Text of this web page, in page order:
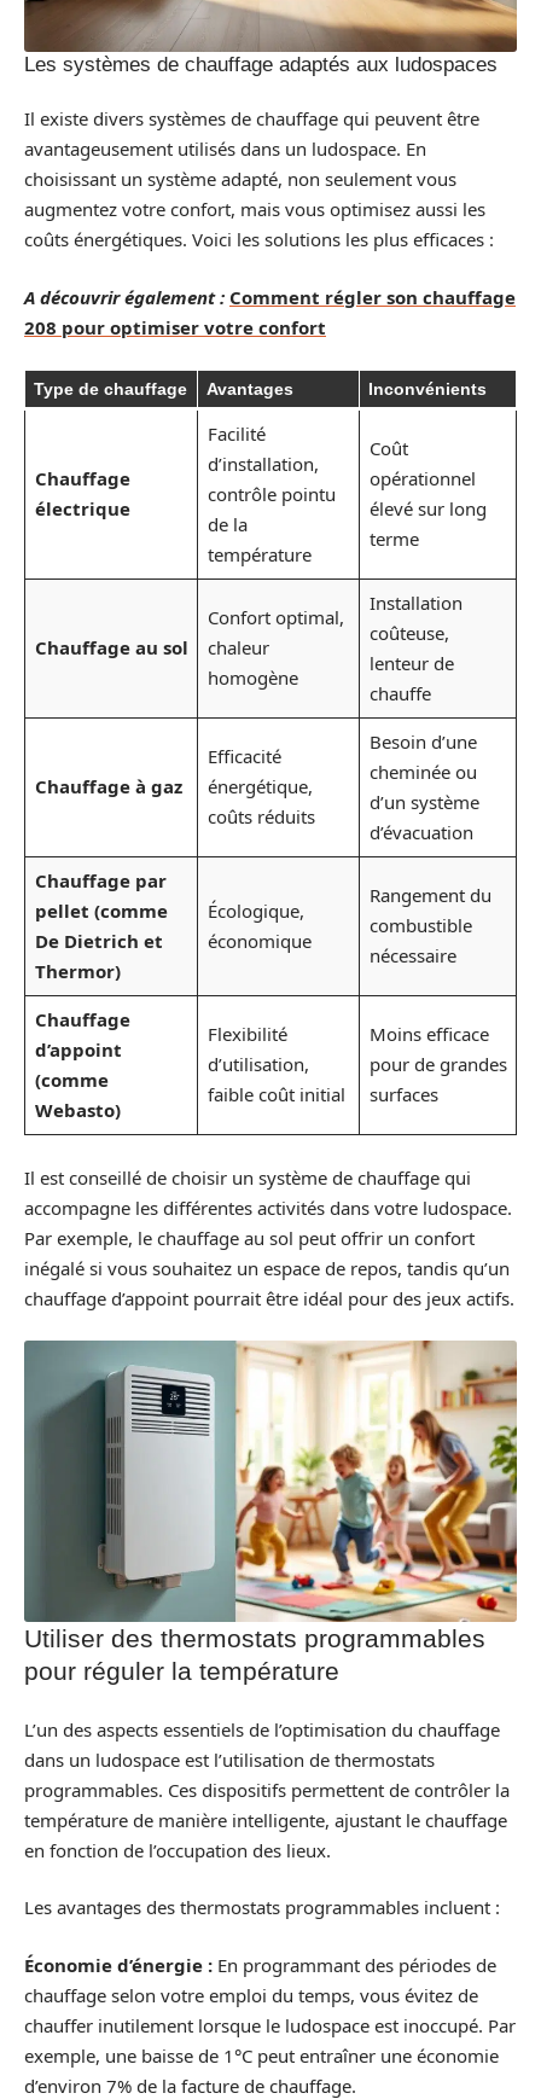
Les systèmes de chauffage adaptés aux ludospaces
Il existe divers systèmes de chauffage qui peuvent être
avantageusement utilisés dans un ludospace. En
choisissant un système adapté, non seulement vous
augmentez votre confort, mais vous optimisez aussi les
coûts énergétiques. Voici les solutions les plus efficaces :
A découvrir également : Comment régler son chauffage
208 pour optimiser votre confort
Type de chauffage Avantages Inconvénients
Chauffage
électrique
Facilité
d’installation,
contrôle pointu
de la
température
Coût
opérationnel
élevé sur long
terme
Chauffage au sol
Confort optimal,
chaleur
homogène
Installation
coûteuse,
lenteur de
chauffe
Chauffage à gaz
Efficacité
énergétique,
coûts réduits
Besoin d’une
cheminée ou
d’un système
d’évacuation
Chauffage par
pellet (comme
De Dietrich et
Thermor)
Écologique,
économique
Rangement du
combustible
nécessaire
Chauffage
d’appoint
(comme
Webasto)
Flexibilité
d’utilisation,
faible coût initial
Moins efficace
pour de grandes
surfaces
Il est conseillé de choisir un système de chauffage qui
accompagne les différentes activités dans votre ludospace.
Par exemple, le chauffage au sol peut offrir un confort
inégalé si vous souhaitez un espace de repos, tandis qu’un
chauffage d’appoint pourrait être idéal pour des jeux actifs.
Utiliser des thermostats programmables
pour réguler la température
L’un des aspects essentiels de l’optimisation du chauffage
dans un ludospace est l’utilisation de thermostats
programmables. Ces dispositifs permettent de contrôler la
température de manière intelligente, ajustant le chauffage
en fonction de l’occupation des lieux.
Les avantages des thermostats programmables incluent :
Économie d’énergie : En programmant des périodes de
chauffage selon votre emploi du temps, vous évitez de
chauffer inutilement lorsque le ludospace est inoccupé. Par
exemple, une baisse de 1°C peut entraîner une économie
d’environ 7% de la facture de chauffage.